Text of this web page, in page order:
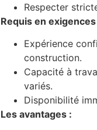
Respecter
Requis en exigences
Expérience
construction.
Capacité à
variés.
Disponibilité
Les avantages :